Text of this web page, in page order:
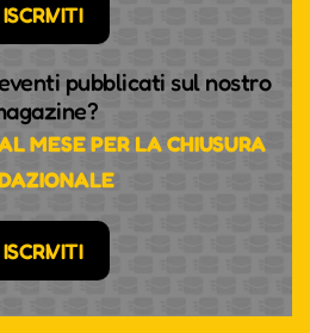
ISCRIVITI
pubblicati sul nostro
MESE PER LA CHIUSURA
ISCRIVITI